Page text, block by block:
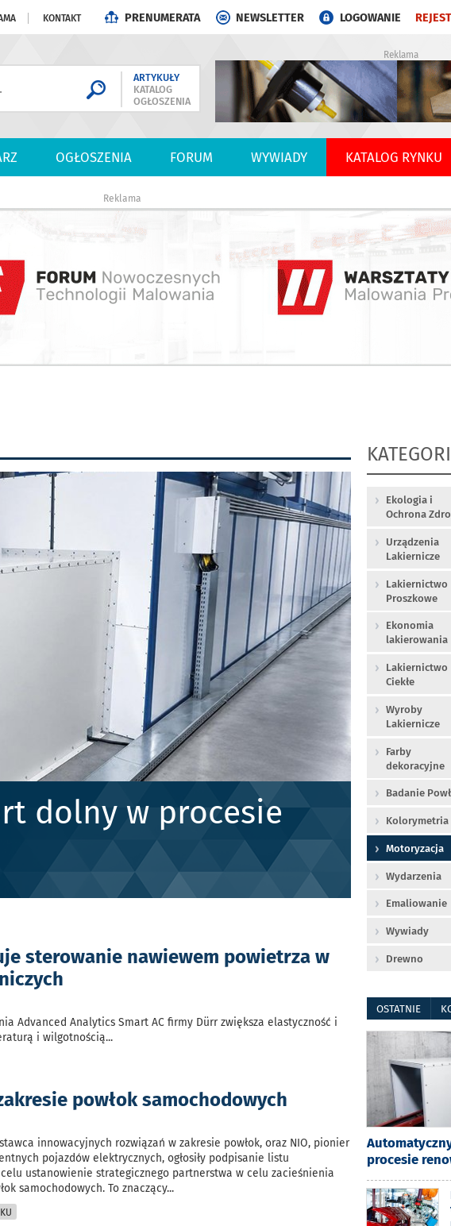
KONTAKT PRENUMERATA NEWSLETTER LOGOWANIE
ARTYKUŁY
KATALOG
OGŁOSZENIA
Reklama
OGŁOSZENIA FORUM WYWIADY KATALOG RYNKU
Reklama
dolny w procesie
sterowanie nawiewem powietrza w
Advanced Analytics Smart AC firmy Dürr zwiększa elastyczność i
i wilgotnością...
powłok samochodowych
innowacyjnych rozwiązań w zakresie powłok, oraz NIO, pionier
pojazdów elektrycznych, ogłosiły podpisanie listu
ustanowienie strategicznego partnerstwa w celu zacieśnienia
samochodowych. To znaczący...
Ekologia i
Ochrona
Urządzenia
Lakiernicze
Lakiernictwo
Proszkowe
Ekonomia
lakierowania
Lakiernictwo
Ciekłe
Wyroby
Lakiernicze
Farby
dekoracyjne
Badanie
Kolorymetria
Motoryzacja
Wydarzenia
Emaliowanie
Wywiady
Drewno
OSTATNIE
procesie